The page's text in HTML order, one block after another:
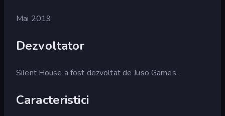
Mai 2019
Dezvoltator
Silent House a fost dezvoltat de Juso Games.
Caracteristici